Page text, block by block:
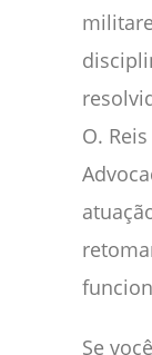
O.
Se